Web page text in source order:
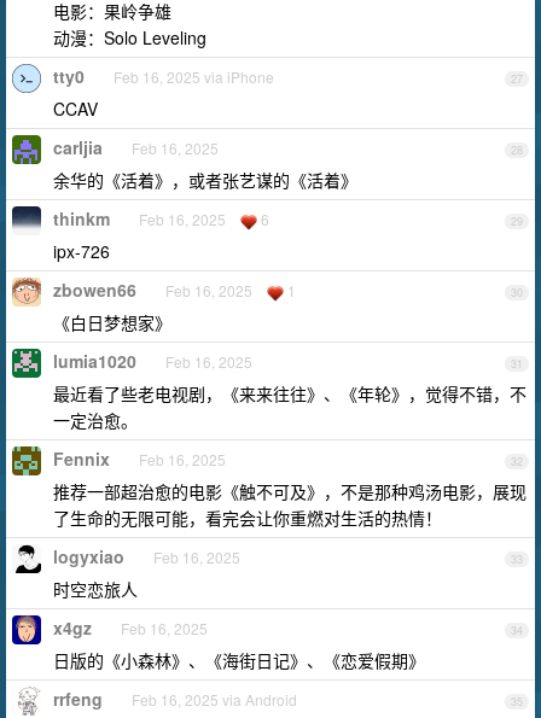
电影：果岭争雄
动漫：Solo Leveling
27
tty0 Feb 16, 2025 via iPhone
CCAV
28
carljia Feb 16, 2025
余华的《活着》，或者张艺谋的《活着》
29
thinkm Feb 16, 2025 6
ipx-726
30
zbowen66 Feb 16, 2025 1
《白日梦想家》
31
lumia1020 Feb 16, 2025
最近看了些老电视剧，《来来往往》、《年轮》，觉得不错，不
一定治愈。
32
Fennix Feb 16, 2025
推荐一部超治愈的电影《触不可及》，不是那种鸡汤电影，展现
了生命的无限可能，看完会让你重燃对生活的热情！
33
logyxiao Feb 16, 2025
时空恋旅人
34
x4gz Feb 16, 2025
日版的《小森林》、《海街日记》、《恋爱假期》
35
rrfeng Feb 16, 2025 via Android